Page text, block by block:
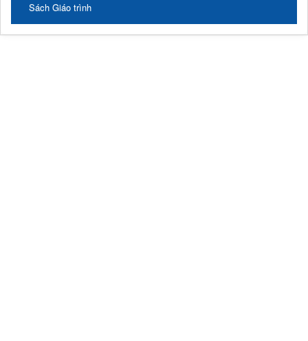
Sách Giáo trình